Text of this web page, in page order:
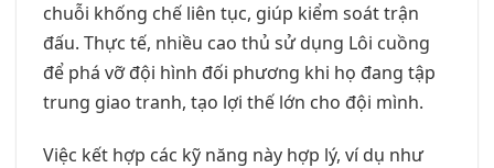
chuỗi khống chế liên tục, giúp kiểm soát trận
đấu. Thực tế, nhiều cao thủ sử dụng Lôi cuồng
để phá vỡ đội hình đối phương khi họ đang tập
trung giao tranh, tạo lợi thế lớn cho đội mình.
Việc kết hợp các kỹ năng này hợp lý, ví dụ như